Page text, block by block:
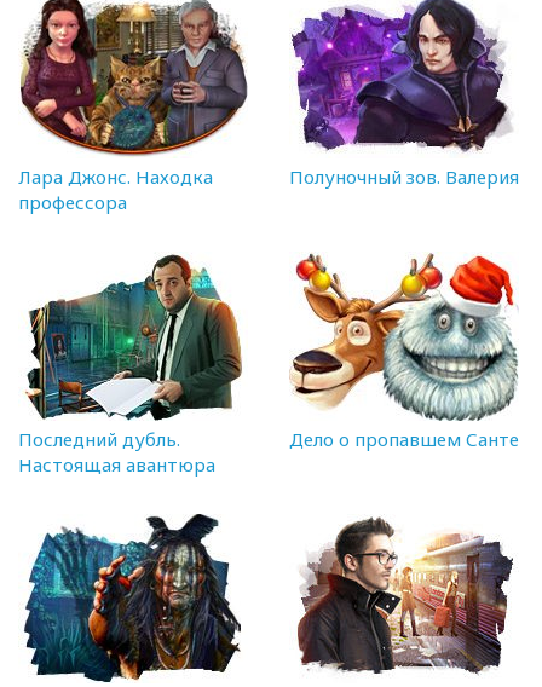
Лара Джонс. Находка
профессора
Полуночный зов. Валерия
Последний дубль.
Настоящая авантюра
Дело о пропавшем Санте